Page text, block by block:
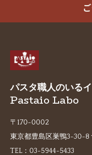
パスタ職人のいる
Pastaio Labo
〒170-0002
東京都豊島区巣鴨3-30-8
TEL： 03-5944-5433